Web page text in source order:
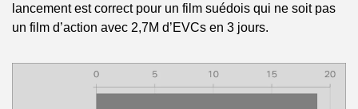
lancement est correct pour un film suédois qui ne soit pas
un film d’action avec 2,7M d’EVCs en 3 jours.